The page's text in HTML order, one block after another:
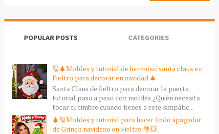
POPULAR POSTS CATEGORIES
🎅🎄Moldes y tutorial de hermoso santa claus en
Fieltro para decorar en navidad 🎄
Santa Claus de fieltro para decorar la puerta:
tutorial paso a paso con moldes ¿Quién necesita
tocar el timbre cuando tienes a este simpátic...
🎄🎅Moldes y tutorial para hacer lindo apagador
de Grinch navideño en Fieltro 🎅💥